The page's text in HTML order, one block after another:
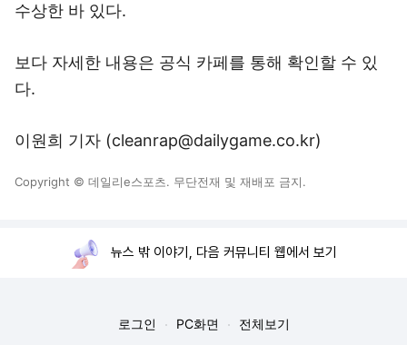
수상한 바 있다.
보다 자세한 내용은 공식 카페를 통해 확인할 수 있
다.
이원희 기자 (cleanrap@dailygame.co.kr)
Copyright © 데일리e스포츠. 무단전재 및 재배포 금지.
뉴스 밖 이야기, 다음 커뮤니티 웹에서 보기
로그인 PC화면 전체보기